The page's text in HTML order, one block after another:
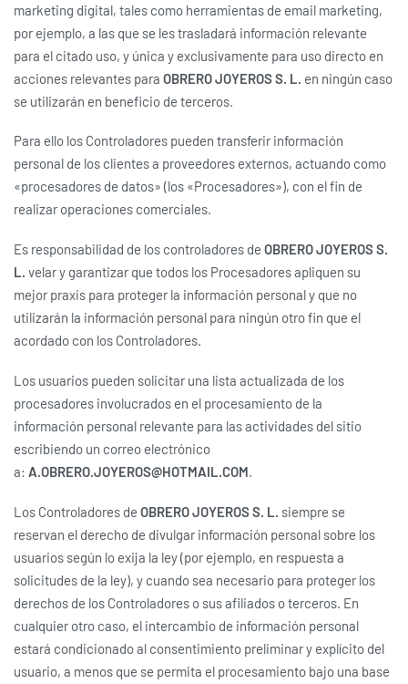
marketing digital, tales como herramientas de email marketing,
por ejemplo, a las que se les trasladará información relevante
para el citado uso, y única y exclusivamente para uso directo en
acciones relevantes para OBRERO JOYEROS S. L. en ningún caso
se utilizarán en beneficio de terceros.
Para ello los Controladores pueden transferir información
personal de los clientes a proveedores externos, actuando como
«procesadores de datos» (los «Procesadores»), con el fin de
realizar operaciones comerciales.
Es responsabilidad de los controladores de OBRERO JOYEROS S.
L. velar y garantizar que todos los Procesadores apliquen su
mejor praxis para proteger la información personal y que no
utilizarán la información personal para ningún otro fin que el
acordado con los Controladores.
Los usuarios pueden solicitar una lista actualizada de los
procesadores involucrados en el procesamiento de la
información personal relevante para las actividades del sitio
escribiendo un correo electrónico
a: A.OBRERO.JOYEROS@HOTMAIL.COM.
Los Controladores de OBRERO JOYEROS S. L. siempre se
reservan el derecho de divulgar información personal sobre los
usuarios según lo exija la ley (por ejemplo, en respuesta a
solicitudes de la ley), y cuando sea necesario para proteger los
derechos de los Controladores o sus afiliados o terceros. En
cualquier otro caso, el intercambio de información personal
estará condicionado al consentimiento preliminar y explícito del
usuario, a menos que se permita el procesamiento bajo una base